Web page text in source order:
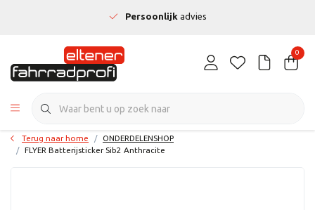
Persoonlijkadvies
0
Terug naar home
ONDERDELENSHOP
FLYER Batterijsticker Sib2 Anthracite